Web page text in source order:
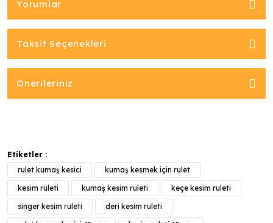
Yorumlar
Taksit Seçenekleri
Önerileriniz
Etiketler :
rulet kumaş kesici
kumaş kesmek için rulet
kesim ruleti
kumaş kesim ruleti
keçe kesim ruleti
singer kesim ruleti
deri kesim ruleti